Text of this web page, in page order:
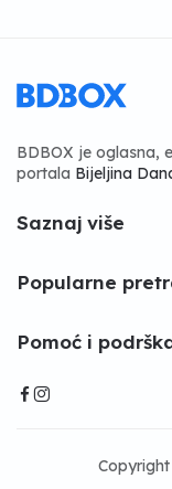
BDBOX je oglasna,
portala Bijeljina
Saznaj više
Popularne
Pomoć i